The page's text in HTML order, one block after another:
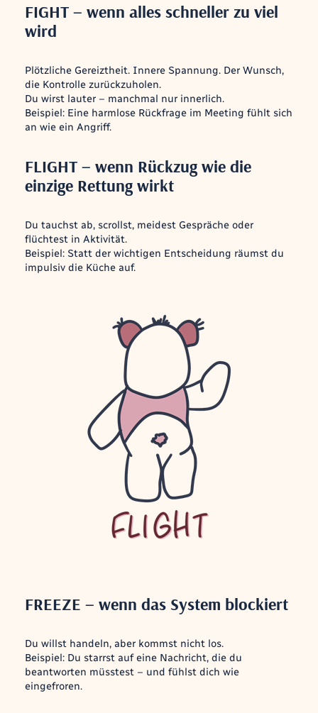
FIGHT – wenn alles schneller zu viel
wird
Plötzliche Gereiztheit. Innere Spannung. Der Wunsch,
die Kontrolle zurückzuholen.
Du wirst lauter – manchmal nur innerlich.
Beispiel: Eine harmlose Rückfrage im Meeting fühlt sich
an wie ein Angriff.
FLIGHT – wenn Rückzug wie die
einzige Rettung wirkt
Du tauchst ab, scrollst, meidest Gespräche oder
flüchtest in Aktivität.
Beispiel: Statt der wichtigen Entscheidung räumst du
impulsiv die Küche auf.
FREEZE – wenn das System blockiert
Du willst handeln, aber kommst nicht los.
Beispiel: Du starrst auf eine Nachricht, die du
beantworten müsstest – und fühlst dich wie
eingefroren.